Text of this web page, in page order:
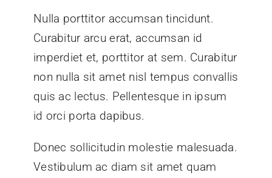
Nulla porttitor accumsan tincidunt.
Curabitur arcu erat, accumsan id
imperdiet et, porttitor at sem. Curabitur
non nulla sit amet nisl tempus convallis
quis ac lectus. Pellentesque in ipsum
id orci porta dapibus.
Donec sollicitudin molestie malesuada.
Vestibulum ac diam sit amet quam